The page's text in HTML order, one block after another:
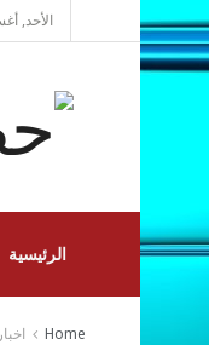
الأحد,
الرئيسية
Home